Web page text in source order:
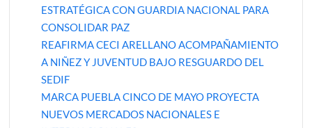
ESTRATÉGICA CON GUARDIA NACIONAL PARA
CONSOLIDAR PAZ
REAFIRMA CECI ARELLANO ACOMPAÑAMIENTO
A NIÑEZ Y JUVENTUD BAJO RESGUARDO DEL
SEDIF
MARCA PUEBLA CINCO DE MAYO PROYECTA
NUEVOS MERCADOS NACIONALES E